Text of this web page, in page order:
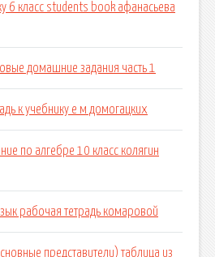
6 класс students book афанасьева
домашние задания часть 1
к учебнику е м домогацких
по алгебре 10 класс колягин
рабочая тетрадь комаровой
представители) таблица из